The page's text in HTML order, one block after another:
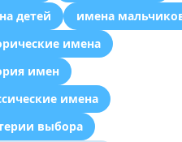
детей
имена
имена
имен
имена
выбора